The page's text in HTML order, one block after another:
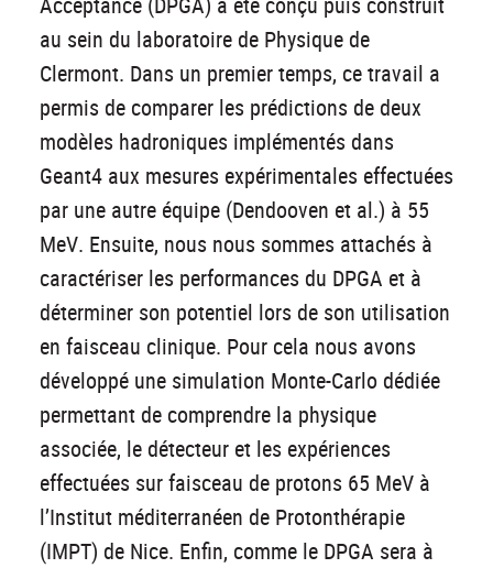
au sein du laboratoire de Physique de
Clermont. Dans un premier temps, ce travail a
permis de comparer les prédictions de deux
modèles hadroniques implémentés dans
Geant4 aux mesures expérimentales effectuées
par une autre équipe (Dendooven et al.) à 55
MeV. Ensuite, nous nous sommes attachés à
caractériser les performances du DPGA et à
déterminer son potentiel lors de son utilisation
en faisceau clinique. Pour cela nous avons
développé une simulation Monte-Carlo dédiée
permettant de comprendre la physique
associée, le détecteur et les expériences
effectuées sur faisceau de protons 65 MeV à
l’Institut méditerranéen de Protonthérapie
(IMPT) de Nice. Enfin, comme le DPGA sera à